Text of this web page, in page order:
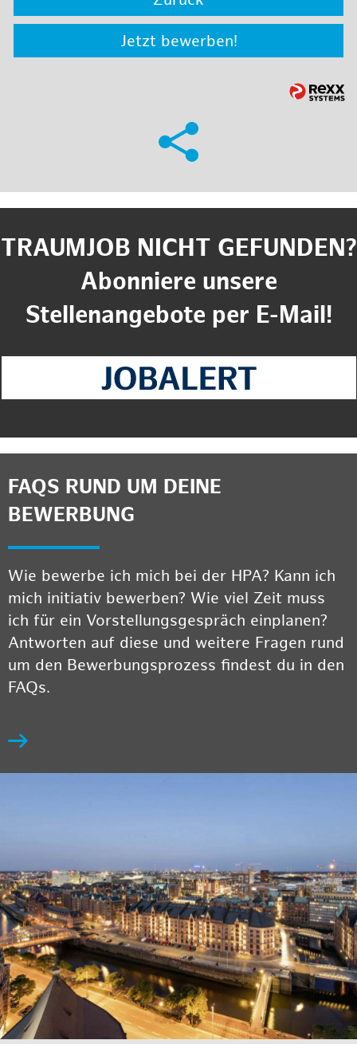
Jetzt bewerben!
TRAUMJOB NICHT GEFUNDEN?
Abonniere unsere
Stellenangebote per E-Mail!
FAQS RUND UM DEINE
BEWERBUNG
Wie bewerbe ich mich bei der HPA? Kann ich
mich initiativ bewerben? Wie viel Zeit muss
ich für ein Vorstellungsgespräch einplanen?
Antworten auf diese und weitere Fragen rund
um den Bewerbungsprozess findest du in den
FAQs.